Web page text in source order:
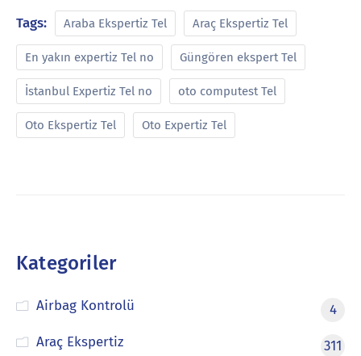
Tags: Araba Ekspertiz Tel Araç Ekspertiz Tel
En yakın expertiz Tel no Güngören ekspert Tel
İstanbul Expertiz Tel no oto computest Tel
Oto Ekspertiz Tel Oto Expertiz Tel
Kategoriler
Airbag Kontrolü
4
Araç Ekspertiz
311